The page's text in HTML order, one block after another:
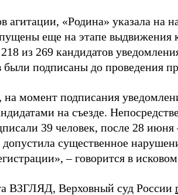
агитации, «Родина» указала на
еще на этапе выдвижения
из 269 кандидатов
были подписаны до проведения
момент подписания
на съезде.
39 человек, после 28
существенное
– говорится в
ВЗГЛЯД, Верховный суд России